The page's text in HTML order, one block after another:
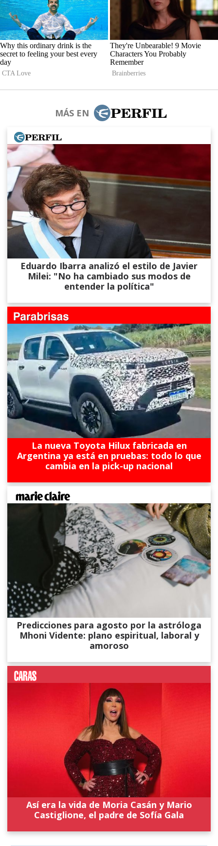
MÁS EN
Eduardo Ibarra analizó el estilo de Javier
Milei: "No ha cambiado sus modos de
entender la política"
La nueva Toyota Hilux fabricada en
Argentina ya está en pruebas: todo lo que
cambia en la pick-up nacional
Predicciones para agosto por la astróloga
Mhoni Vidente: plano espiritual, laboral y
amoroso
Así era la vida de Moria Casán y Mario
Castiglione, el padre de Sofía Gala